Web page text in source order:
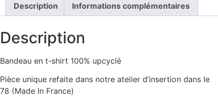
Description Informations complémentaires
Description
Bandeau en t-shirt 100% upcyclé
Pièce unique refaite dans notre atelier d’insertion dans le
78 (Made In France)